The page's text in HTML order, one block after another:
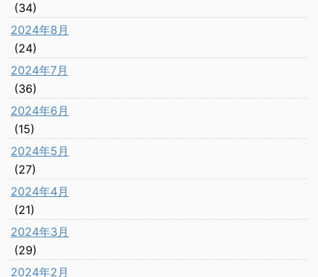
(34)
2024年8月
(24)
2024年7月
(36)
2024年6月
(15)
2024年5月
(27)
2024年4月
(21)
2024年3月
(29)
2024年2月